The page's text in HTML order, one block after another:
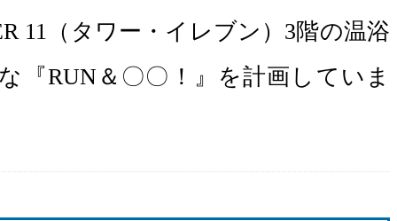
11（タワー・イレブン）3階の温浴
『RUN＆〇〇！』を計画していま